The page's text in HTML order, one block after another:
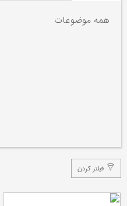
همه موضوعات
فیلتر کردن